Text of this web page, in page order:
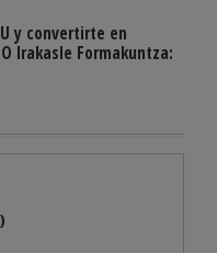
y convertirte en
Irakasle Formakuntza: